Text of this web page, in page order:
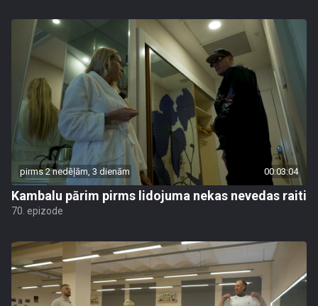
pirms 2 nedēļām, 3 dienām 00:03:04
Kambalu pārim pirms lidojuma nekas nevedas raiti
70. epizode